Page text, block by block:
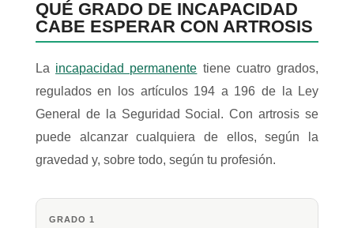
QUÉ GRADO DE INCAPACIDAD
CABE ESPERAR CON ARTROSIS
La incapacidad permanente tiene cuatro grados,
regulados en los artículos 194 a 196 de la Ley
General de la Seguridad Social. Con artrosis se
puede alcanzar cualquiera de ellos, según la
gravedad y, sobre todo, según tu profesión.
GRADO 1